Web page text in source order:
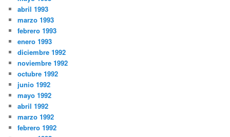
abril 1993
marzo 1993
febrero 1993
enero 1993
diciembre 1992
noviembre 1992
octubre 1992
junio 1992
mayo 1992
abril 1992
marzo 1992
febrero 1992